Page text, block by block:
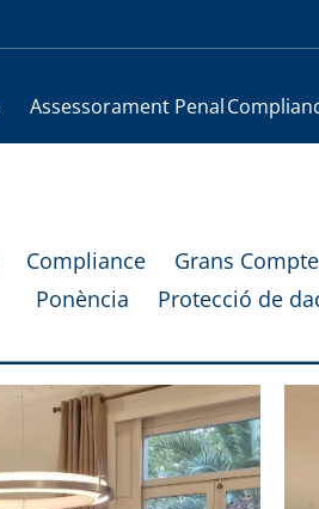
Assessorament Penal
Compliance Grans
Ponència
Protecció de